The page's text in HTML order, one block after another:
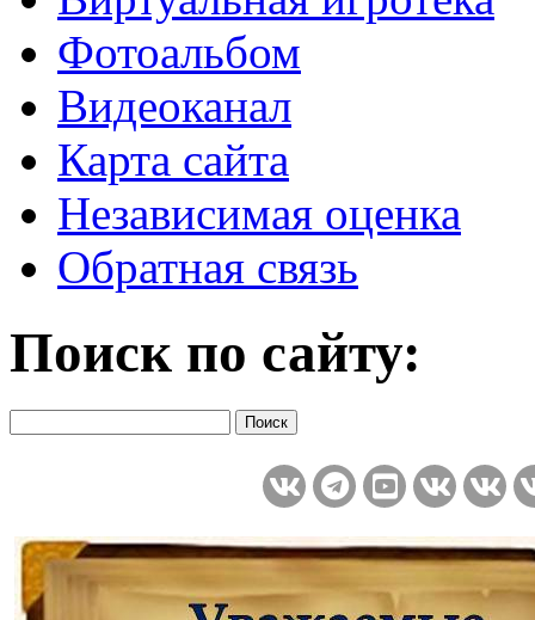
Фотоальбом
Видеоканал
Карта сайта
Независимая оценка
Обратная связь
Поиск по сайту: